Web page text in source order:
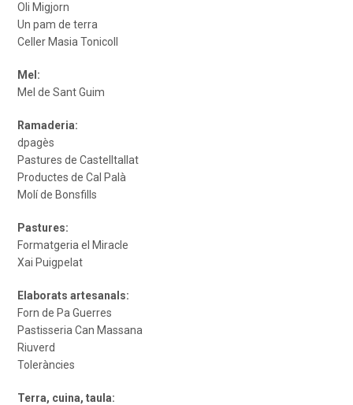
Oli Migjorn
Un pam de terra
Celler Masia Tonicoll
Mel:
Mel de Sant Guim
Ramaderia:
dpagès
Pastures de Castelltallat
Productes de Cal Palà
Molí de Bonsfills
Pastures:
Formatgeria el Miracle
Xai Puigpelat
Elaborats artesanals:
Forn de Pa Guerres
Pastisseria Can Massana
Riuverd
Toleràncies
Terra, cuina, taula: